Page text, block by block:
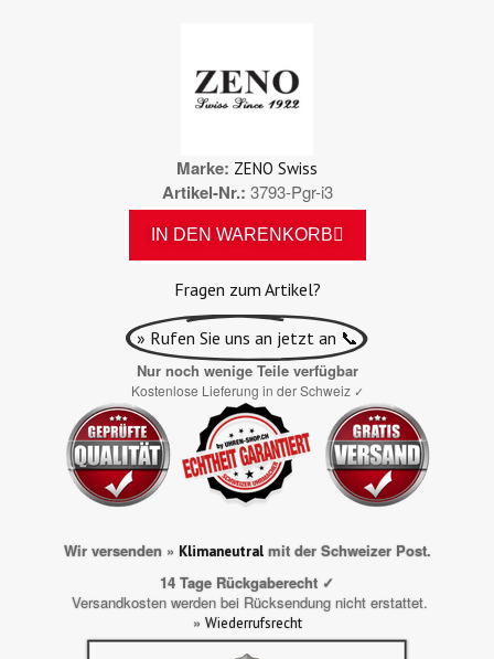
Marke ZENO Swiss
Artikel-Nr. 3793-Pgr-i3
IN DEN WARENKORB
Fragen zum Artikel?
» Rufen Sie uns an jetzt an 📞
Nur noch wenige Teile verfügbar
Kostenlose Lieferung in der Schweiz ✓
Wir versenden » Klimaneutralmit der Schweizer Post.
14 Tage Rückgaberecht ✓
Versandkosten werden bei Rücksendung nicht erstattet.
» Wiederrufsrecht